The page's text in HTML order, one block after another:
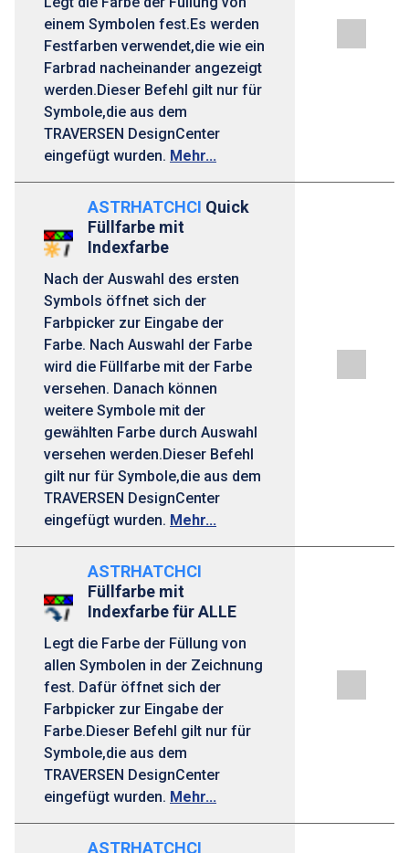
einem Symbolen fest.Es werden
Festfarben verwendet,die wie ein
Farbrad nacheinander angezeigt
werden.Dieser Befehl gilt nur für
Symbole,die aus dem
TRAVERSEN DesignCenter
eingefügt wurden. Mehr...
ASTRHATCHCI Quick
Füllfarbe mit
Indexfarbe
Nach der Auswahl des ersten
Symbols öffnet sich der
Farbpicker zur Eingabe der
Farbe. Nach Auswahl der Farbe
wird die Füllfarbe mit der Farbe
versehen. Danach können
weitere Symbole mit der
gewählten Farbe durch Auswahl
versehen werden.Dieser Befehl
gilt nur für Symbole,die aus dem
TRAVERSEN DesignCenter
eingefügt wurden. Mehr...
ASTRHATCHCI
Füllfarbe mit
Indexfarbe für ALLE
Legt die Farbe der Füllung von
allen Symbolen in der Zeichnung
fest. Dafür öffnet sich der
Farbpicker zur Eingabe der
Farbe.Dieser Befehl gilt nur für
Symbole,die aus dem
TRAVERSEN DesignCenter
eingefügt wurden. Mehr...
ASTRHATCHCI